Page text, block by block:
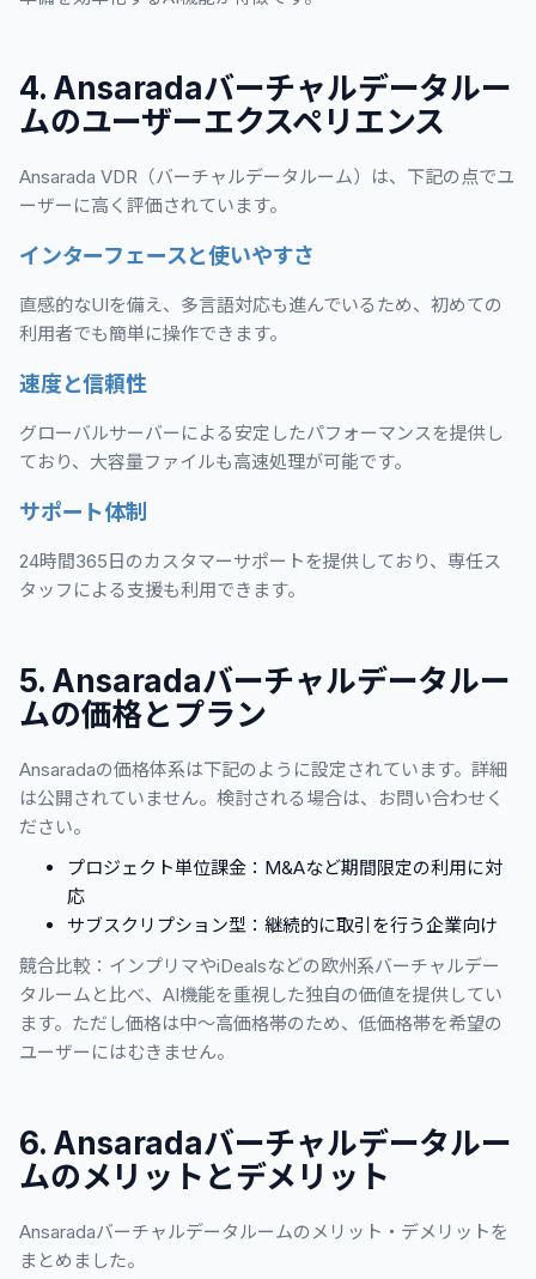
4. Ansaradaバーチャルデータルー
ムのユーザーエクスペリエンス
Ansarada VDR（バーチャルデータルーム）は、下記の点でユ
ーザーに高く評価されています。
インターフェースと使いやすさ
直感的なUIを備え、多言語対応も進んでいるため、初めての
利用者でも簡単に操作できます。
速度と信頼性
グローバルサーバーによる安定したパフォーマンスを提供し
ており、大容量ファイルも高速処理が可能です。
サポート体制
24時間365日のカスタマーサポートを提供しており、専任ス
タッフによる支援も利用できます。
5. Ansaradaバーチャルデータルー
ムの価格とプラン
Ansaradaの価格体系は下記のように設定されています。詳細
は公開されていません。検討される場合は、お問い合わせく
ださい。
プロジェクト単位課金：M&Aなど期間限定の利用に対
応
サブスクリプション型：継続的に取引を行う企業向け
競合比較：インプリマやiDealsなどの欧州系バーチャルデー
タルームと比べ、AI機能を重視した独自の価値を提供してい
ます。ただし価格は中〜高価格帯のため、低価格帯を希望の
ユーザーにはむきません。
6. Ansaradaバーチャルデータルー
ムのメリットとデメリット
Ansaradaバーチャルデータルームのメリット・デメリットを
まとめました。